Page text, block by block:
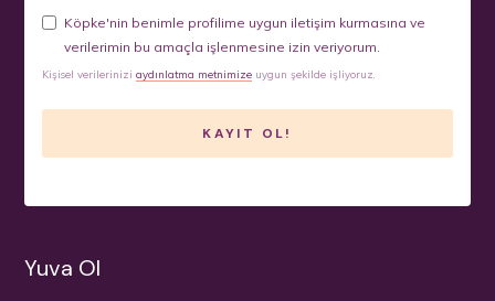
Köpke'nin benimle profilime uygun iletişim kurmasına ve
verilerimin bu amaçla işlenmesine izin veriyorum.
Kişisel verileriniziaydınlatma metnimize uygun şekilde işliyoruz.
Yuva Ol